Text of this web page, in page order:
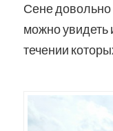
Сене довольно
можно увидеть
течении